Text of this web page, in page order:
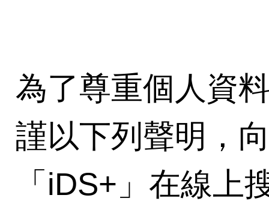
為了尊重個人資
謹以下列聲明，
「iDS+」在線上